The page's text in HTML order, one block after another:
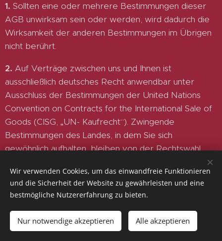
1. Sollten eine oder mehrere Bestimmungen dieser
AGB unwirksam sein oder werden, wird dadurch die
Wirksamkeit der anderen Bestimmungen im Übrigen
nicht berührt.
2. Auf Verträge zwischen uns und Ihnen ist
ausschließlich deutsches Recht anwendbar unter
Ausschluss der Bestimmungen der United Nations
Convention on Contracts for the International Sale of
Goods (CISG, „UN- Kaufrecht“). Zwingende
Bestimmungen des Landes, in dem Sie sich
gewöhnlich aufhalten, bleiben von der Rechtswahl
3.Sind Sie Kaufmann, juristische Person des
öffentlichen Rechts oder öffentlich-rechtliches
Sondervermögen, so ist unser Geschäftssitz
Gerichtsstand für alle Streitigkeiten aus oder im
Wir verwenden Cookies, um das einwandfreie Funktionieren
und die Sicherheit der Website zu gewährleisten und eine
bestmögliche Nutzererfahrung zu bieten.
Nur notwendige akzeptieren Alle akzeptieren